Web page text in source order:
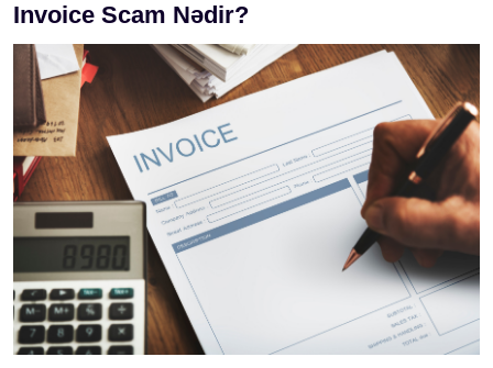
Invoice Scam Nədir?